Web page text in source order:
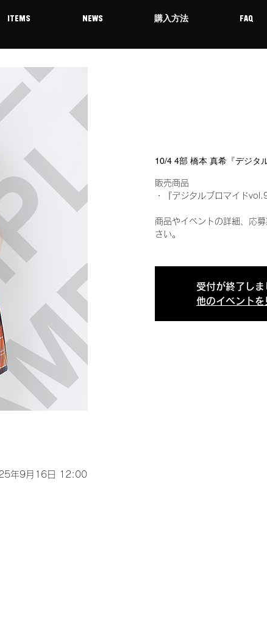
ITEMS NEWS 購入方法 FAQ
10/4 4部 橋本 真希『デジタ
販売商品
・『デジタルブロマイド
商品やイベントの詳細、応
さい。
受付が終了しま
他のイベントを
年9月16日 12:00